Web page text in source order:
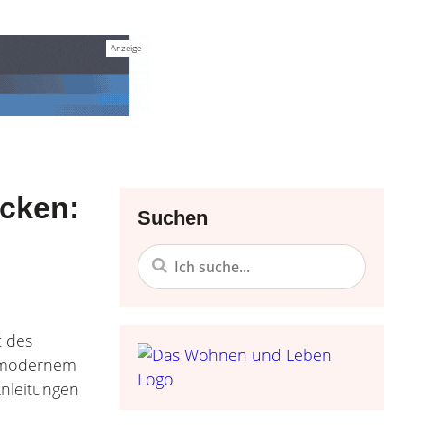
& Einrichten
Trends, Raumgestaltung,
& Accessoires.
Bastelideen, Deko
Integration, Lifestyle.
Alltagstipps,
des
Suchen